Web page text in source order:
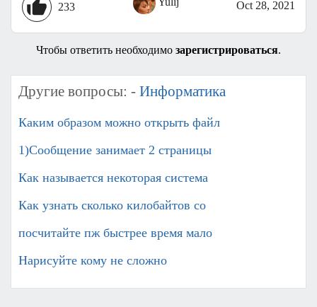
233 Oct 28, 2021
Чтобы ответить необходимо зарегистрироваться.
Другие вопросы: - Информатика
Каким образом можно открыть файл
1)Сообщение занимает 2 страницы
Как называется некоторая система
Как узнать сколько килобайтов со
посчитайте пж быстрее время мало
Нарисуйте кому не сложно